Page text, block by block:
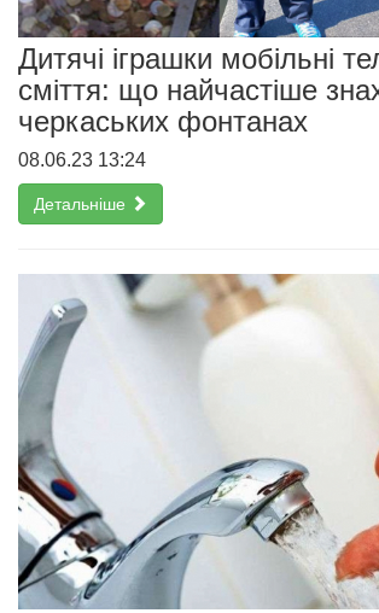
Дитячі іграшки мобільні
сміття: що найчастіше
черкаських фонтанах
08.06.23 13:24
Детальніше